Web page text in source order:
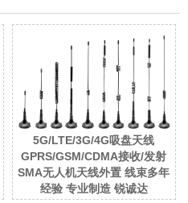
5G/LTE/3G/4G吸盘天线
GPRS/GSM/CDMA接收/发射
SMA无人机天线外置 线束多年
经验 专业制造 锐诚达